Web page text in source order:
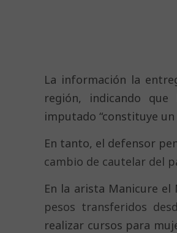
La información la
región, indicando
imputado “constituye
En tanto, el defensor
cambio de cautelar del
En la arista Manicure
pesos transferidos
realizar cursos para